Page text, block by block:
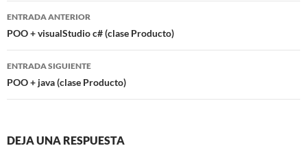
Navegación
de
entradas
ENTRADA ANTERIOR
POO + visualStudio c# (clase Producto)
ENTRADA SIGUIENTE
POO + java (clase Producto)
DEJA UNA RESPUESTA